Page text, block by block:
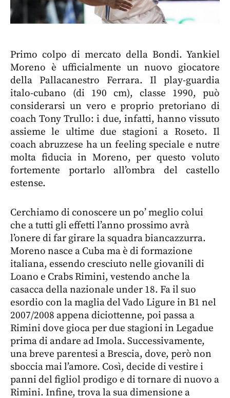
Primo colpo di mercato della Bondi. Yankiel
Moreno è ufficialmente un nuovo giocatore
della Pallacanestro Ferrara. Il play-guardia
italo-cubano (di 190 cm), classe 1990, può
considerarsi un vero e proprio pretoriano di
coach Tony Trullo: i due, infatti, hanno vissuto
assieme le ultime due stagioni a Roseto. Il
coach abruzzese ha un feeling speciale e nutre
molta fiducia in Moreno, per questo voluto
fortemente portarlo all’ombra del castello
estense.
Cerchiamo di conoscere un po’ meglio colui
che a tutti gli effetti l’anno prossimo avrà
l’onere di far girare la squadra biancazzurra.
Moreno nasce a Cuba ma è di formazione
italiana, essendo cresciuto nelle giovanili di
Loano e Crabs Rimini, vestendo anche la
casacca della nazionale under 18. Fa il suo
esordio con la maglia del Vado Ligure in B1 nel
2007/2008 appena diciottenne, poi passa a
Rimini dove gioca per due stagioni in Legadue
prima di andare ad Imola. Successivamente,
una breve parentesi a Brescia, dove, però non
sboccia mai l’amore. Così, decide di vestire i
panni del figliol prodigo e di tornare di nuovo a
Rimini. Infine, trova la sua dimensione a